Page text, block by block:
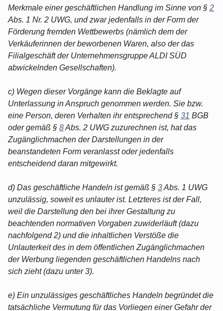
Merkmale einer geschäftlichen Handlung im Sinne von § 2
Abs. 1 Nr. 2 UWG, und zwar jedenfalls in der Form der
Förderung fremden Wettbewerbs (nämlich dem der
Verkäuferinnen der beworbenen Waren, also der das
Filialgeschäft der Unternehmensgruppe ALDI SÜD
abwickelnden Gesellschaften).
c) Wegen dieser Vorgänge kann die Beklagte auf
Unterlassung in Anspruch genommen werden. Sie bzw.
eine Person, deren Verhalten ihr entsprechend § 31 BGB
oder gemäß § 8Abs. 2 UWG zuzurechnen ist, hat das
Zugänglichmachen der Darstellungen in der
beanstandeten Form veranlasst oder jedenfalls
entscheidend daran mitgewirkt.
d) Das geschäftliche Handeln ist gemäß § 3Abs. 1 UWG
unzulässig, soweit es unlauter ist. Letzteres ist der Fall,
weil die Darstellung den bei ihrer Gestaltung zu
beachtenden normativen Vorgaben zuwiderläuft (dazu
nachfolgend 2) und die inhaltlichen Verstöße die
Unlauterkeit des in dem öffentlichen Zugänglichmachen
der Werbung liegenden geschäftlichen Handelns nach
sich zieht (dazu unter 3).
e) Ein unzulässiges geschäftliches Handeln begründet die
tatsächliche Vermutung für das Vorliegen einer Gefahr der